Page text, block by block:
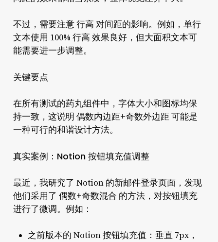
不过，需要注意 行高 对间距的影响。例如，单行
文本使用 100% 行高 效果良好，但大面积文本可
能需要进一步调整。
关键要点
在所有测试的药丸组件中，字体大小和图标均保
持一致，这说明 偶数内边距+奇数外边距 可能是
一种可行的和谐设计方法。
真实案例：Notion 按钮填充值调整
最近，我研究了 Notion 的新邮件登录页面，发现
他们采用了 偶数+奇数混合 的方法，对按钮填充
进行了微调。例如：
之前版本的 Notion 按钮填充值：垂直 7px，